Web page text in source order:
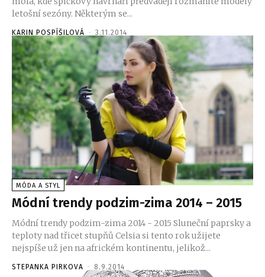
letošní sezóny. Některým se...
KARIN POSPÍŠILOVÁ - 3.11.2014
MÓDA A STYL
Módní trendy podzim-zima 2014 – 2015
Módní trendy podzim-zima 2014 - 2015 Sluneční paprsky a
teploty nad třicet stupňů Celsia si tento rok užijete
nejspíše už jen na africkém kontinentu, jelikož...
STEPANKA PIRKOVA - 8.9.2014